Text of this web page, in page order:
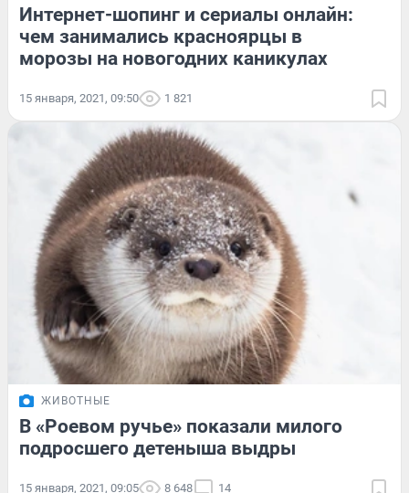
Интернет-шопинг и сериалы онлайн:
чем занимались красноярцы в
морозы на новогодних каникулах
15 января, 2021, 09:50 1 821
ЖИВОТНЫЕ
В «Роевом ручье» показали милого
подросшего детеныша выдры
15 января, 2021, 09:05 8 648 14